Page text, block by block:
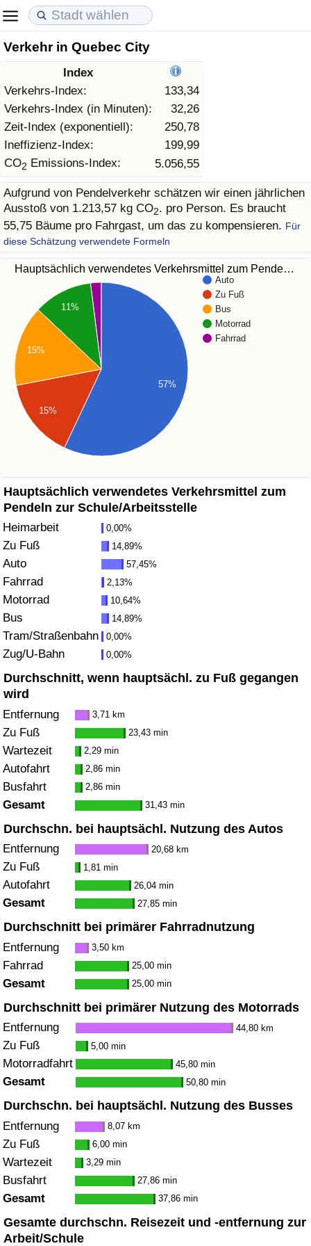
Verkehr in Quebec City
Index
Verkehrs-Index:
133,34
Verkehrs-Index (in Minuten):
32,26
Zeit-Index (exponentiell):
250,78
Ineffizienz-Index:
199,99
CO2 Emissions-Index: 5.056,55
Aufgrund von Pendelverkehr schätzen wir einen jährlichen
Ausstoß von 1.213,57 kg CO2. pro Person. Es braucht
55,75 Bäume pro Fahrgast, um das zu kompensieren. Für
diese Schätzung verwendete Formeln
Hauptsächlich verwendetes Verkehrsmittel zum Pende…
Auto
Zu Fuß
Bus
Motorrad
Fahrrad
11%
15%
15%
57%
Hauptsächlich verwendetes Verkehrsmittel zum
Pendeln zur Schule/Arbeitsstelle
Heimarbeit 0,00%
Zu Fuß 14,89%
Auto 57,45%
Fahrrad 2,13%
Motorrad 10,64%
Bus 14,89%
Tram/Straßenbahn 0,00%
Zug/U-Bahn 0,00%
Durchschnitt, wenn hauptsächl. zu Fuß gegangen
wird
Entfernung 3,71 km
Zu Fuß 23,43 min
Wartezeit 2,29 min
Autofahrt 2,86 min
Busfahrt 2,86 min
Gesamt 31,43 min
Durchschn. bei hauptsächl. Nutzung des Autos
Entfernung 20,68 km
Zu Fuß 1,81 min
Autofahrt 26,04 min
Gesamt 27,85 min
Durchschnitt bei primärer Fahrradnutzung
Entfernung 3,50 km
Fahrrad 25,00 min
Gesamt 25,00 min
Durchschnitt bei primärer Nutzung des Motorrads
Entfernung 44,80 km
Zu Fuß 5,00 min
Motorradfahrt 45,80 min
Gesamt 50,80 min
Durchschn. bei hauptsächl. Nutzung des Busses
Entfernung 8,07 km
Zu Fuß 6,00 min
Wartezeit 3,29 min
Busfahrt 27,86 min
Gesamt 37,86 min
Gesamte durchschn. Reisezeit und -entfernung zur
Arbeit/Schule
Lebenshaltungskosten
Lebenshaltungskosten-Index (aktuell)
Lebenshaltungskosten-Index
Lebenshaltungskosten-Index nach Land
in Akaba
Immobilienpreise
Immobilienpreis-Index (aktuell)
Immobilienpreis-Index
Immobilienpreis-Index nach Land
Lebensqualität
Lebensqualität-Index
Lebensqualität-Index (aktuell)
Lebensqualitätsindex nach Land
Kriminalität
Kriminalitäts-Index (aktuell)
Kriminalitäts-Index
Kriminalitätsindex nach Land
Gesundheitsversorgung
Gesundheitsversorgungs-Index (aktuell)
Gesundheitsversorgungs-Index
Gesundheitsversorgungs-Index nach Land
Umweltverschmutzung
Umweltverschmutzungs-Index (aktuell)
Verschmutzungsindex
Umweltverschmutzungs-Index nach Land
Verkehr
Verkehrs-Index
Verkehrs-Index (aktuell)
Verkehrs-Index nach Land